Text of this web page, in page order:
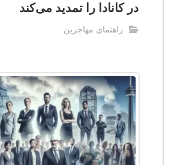
در کانادا را تمدید می‌کند
راهنمای مهاجرین